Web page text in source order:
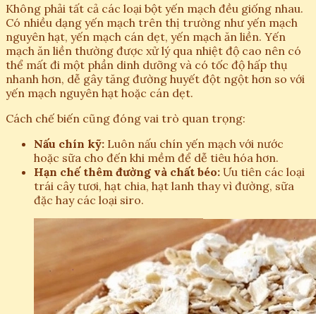
Không phải tất cả các loại bột yến mạch đều giống nhau.
Có nhiều dạng yến mạch trên thị trường như yến mạch
nguyên hạt, yến mạch cán dẹt, yến mạch ăn liền. Yến
mạch ăn liền thường được xử lý qua nhiệt độ cao nên có
thể mất đi một phần dinh dưỡng và có tốc độ hấp thụ
nhanh hơn, dễ gây tăng đường huyết đột ngột hơn so với
yến mạch nguyên hạt hoặc cán dẹt.
Cách chế biến cũng đóng vai trò quan trọng:
Nấu chín kỹ: Luôn nấu chín yến mạch với nước
hoặc sữa cho đến khi mềm để dễ tiêu hóa hơn.
Hạn chế thêm đường và chất béo: Ưu tiên các loại
trái cây tươi, hạt chia, hạt lanh thay vì đường, sữa
đặc hay các loại siro.